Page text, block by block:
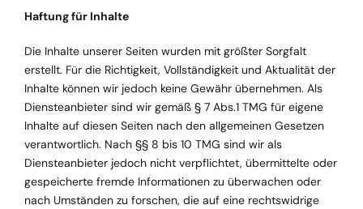
Haftung für Inhalte
Die Inhalte unserer Seiten wurden mit größter Sorgfalt
erstellt. Für die Richtigkeit, Vollständigkeit und Aktualität der
Inhalte können wir jedoch keine Gewähr übernehmen. Als
Diensteanbieter sind wir gemäß § 7 Abs.1 TMG für eigene
Inhalte auf diesen Seiten nach den allgemeinen Gesetzen
verantwortlich. Nach §§ 8 bis 10 TMG sind wir als
Diensteanbieter jedoch nicht verpflichtet, übermittelte oder
gespeicherte fremde Informationen zu überwachen oder
nach Umständen zu forschen, die auf eine rechtswidrige